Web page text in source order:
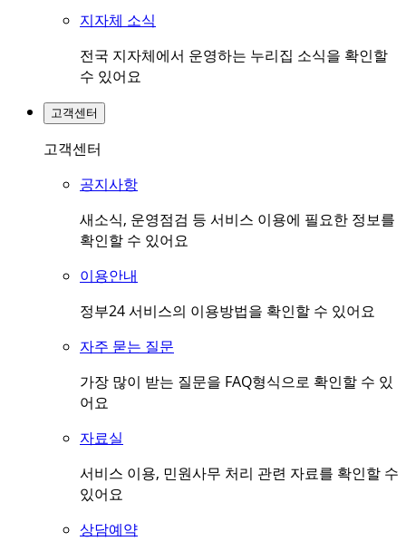
지자체 소식
전국 지자체에서 운영하는 누리집 소식을 확인할
수 있어요
고객센터
고객센터
공지사항
새소식, 운영점검 등 서비스 이용에 필요한 정보를
확인할 수 있어요
이용안내
정부24 서비스의 이용방법을 확인할 수 있어요
자주 묻는 질문
가장 많이 받는 질문을 FAQ형식으로 확인할 수 있
어요
자료실
서비스 이용, 민원사무 처리 관련 자료를 확인할 수
있어요
상담예약